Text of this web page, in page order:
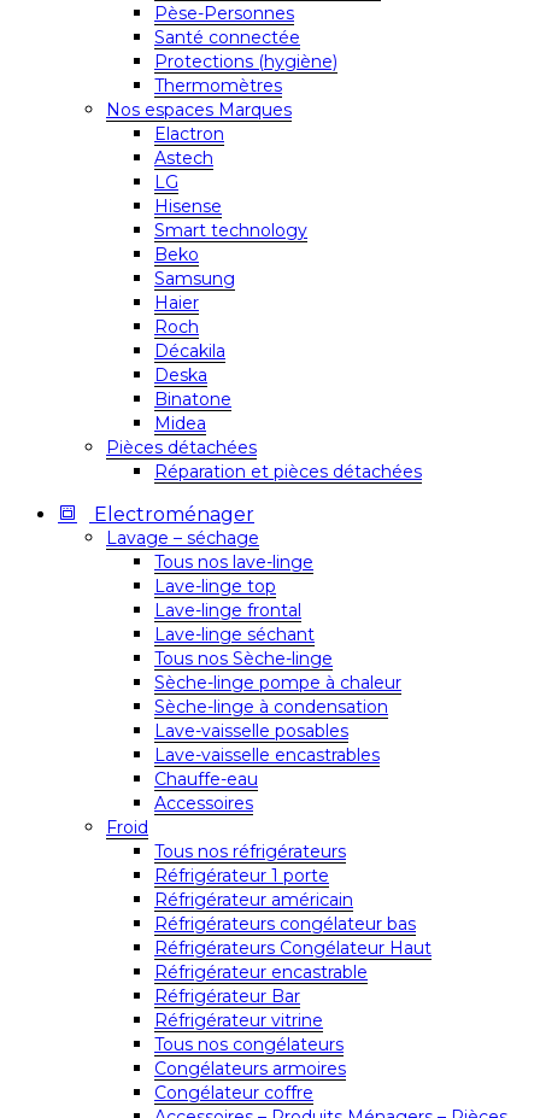
Pèse-Personnes
Santé connectée
Protections (hygiène)
Thermomètres
Nos espaces Marques
Elactron
Astech
LG
Hisense
Smart technology
Beko
Samsung
Haier
Roch
Décakila
Deska
Binatone
Midea
Pièces détachées
Réparation et pièces détachées
Electroménager
Lavage – séchage
Tous nos lave-linge
Lave-linge top
Lave-linge frontal
Lave-linge séchant
Tous nos Sèche-linge
Sèche-linge pompe à chaleur
Sèche-linge à condensation
Lave-vaisselle posables
Lave-vaisselle encastrables
Chauffe-eau
Accessoires
Froid
Tous nos réfrigérateurs
Réfrigérateur 1 porte
Réfrigérateur américain
Réfrigérateurs congélateur bas
Réfrigérateurs Congélateur Haut
Réfrigérateur encastrable
Réfrigérateur Bar
Réfrigérateur vitrine
Tous nos congélateurs
Congélateurs armoires
Congélateur coffre